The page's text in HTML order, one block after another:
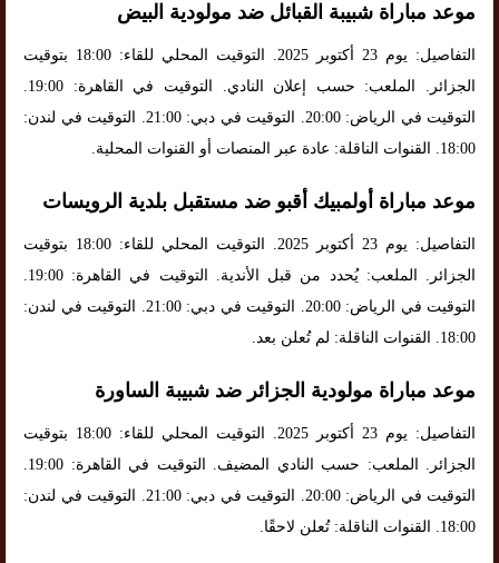
موعد مباراة شبيبة القبائل ضد مولودية البيض
التفاصيل: يوم 23 أكتوبر 2025. التوقيت المحلي للقاء: 18:00 بتوقيت
الجزائر. الملعب: حسب إعلان النادي. التوقيت في القاهرة: 19:00.
التوقيت في الرياض: 20:00. التوقيت في دبي: 21:00. التوقيت في لندن:
18:00. القنوات الناقلة: عادة عبر المنصات أو القنوات المحلية.
موعد مباراة أولمبيك أقبو ضد مستقبل بلدية الرويسات
التفاصيل: يوم 23 أكتوبر 2025. التوقيت المحلي للقاء: 18:00 بتوقيت
الجزائر. الملعب: يُحدد من قبل الأندية. التوقيت في القاهرة: 19:00.
التوقيت في الرياض: 20:00. التوقيت في دبي: 21:00. التوقيت في لندن:
18:00. القنوات الناقلة: لم تُعلن بعد.
موعد مباراة مولودية الجزائر ضد شبيبة الساورة
التفاصيل: يوم 23 أكتوبر 2025. التوقيت المحلي للقاء: 18:00 بتوقيت
الجزائر. الملعب: حسب النادي المضيف. التوقيت في القاهرة: 19:00.
التوقيت في الرياض: 20:00. التوقيت في دبي: 21:00. التوقيت في لندن:
18:00. القنوات الناقلة: تُعلن لاحقًا.